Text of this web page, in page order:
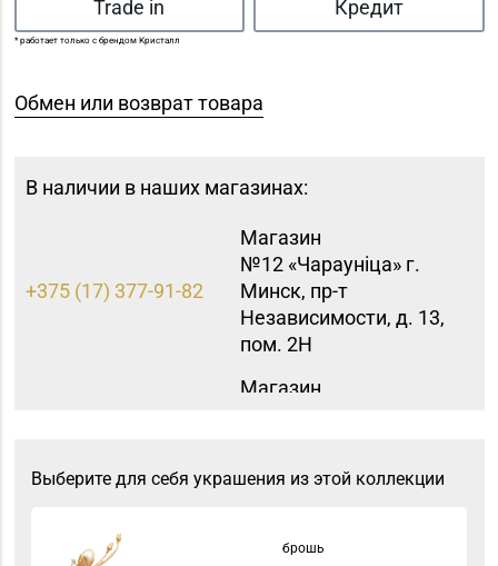
Trade in Кредит
* работает только с брендом Кристалл
Обмен или возврат товара
В наличии в наших магазинах:
+375 (17) 377-91-82
Магазин
№12 «Чараунiца» г.
Минск, пр-т
Независимости, д. 13,
пом. 2Н
Магазин
Независимости, д.
Магазин
Выберите для себя украшения из этой коллекции
брошь